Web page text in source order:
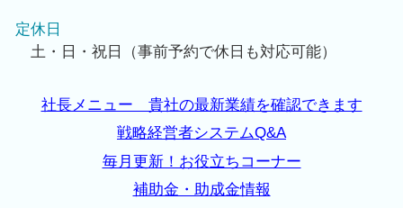
定休日
土・日・祝日（事前予約で休日も対応可能）
社長メニュー 貴社の最新業績を確認できます
戦略経営者システムQ&A
毎月更新！お役立ちコーナー
補助金・助成金情報